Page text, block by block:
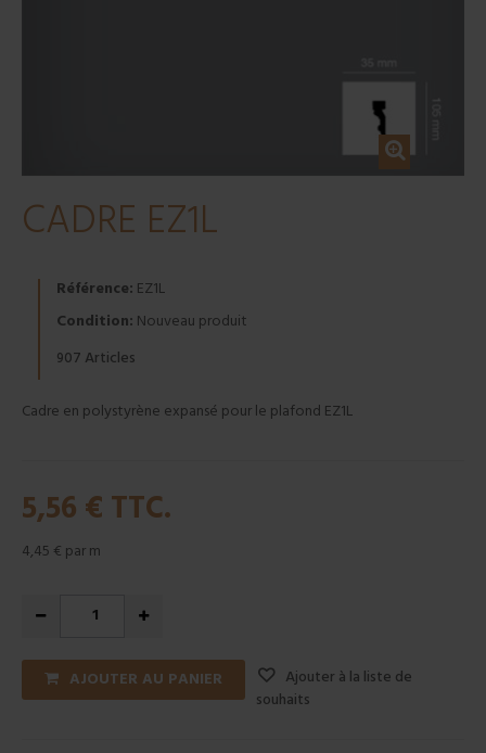
CADRE EZ1L
Référence: EZ1L
Condition: Nouveau produit
907 Articles
Cadre en polystyrène expansé pour le plafond EZ1L
5,56 € TTC.
4,45 € par m
AJOUTER AU PANIER
Ajouter à la liste de
souhaits